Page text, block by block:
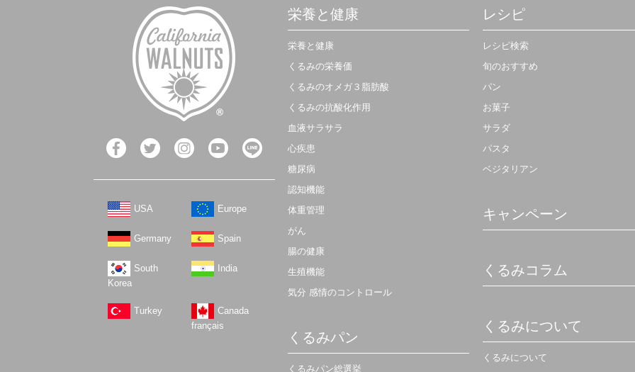
USA Europe
Germany Spain
South
Korea
India
Turkey
Canada
français
栄養と健康
栄養と健康
くるみの栄養価
くるみのオメガ３脂肪酸
くるみの抗酸化作用
血液サラサラ
心疾患
糖尿病
認知機能
体重管理
がん
腸の健康
生殖機能
気分 感情のコントロール
くるみパン
くるみパン総選挙
レシピ
レシピ検索
旬のおすすめ
パン
お菓子
サラダ
パスタ
ベジタリアン
キャンペーン
くるみコラム
くるみについて
くるみについて